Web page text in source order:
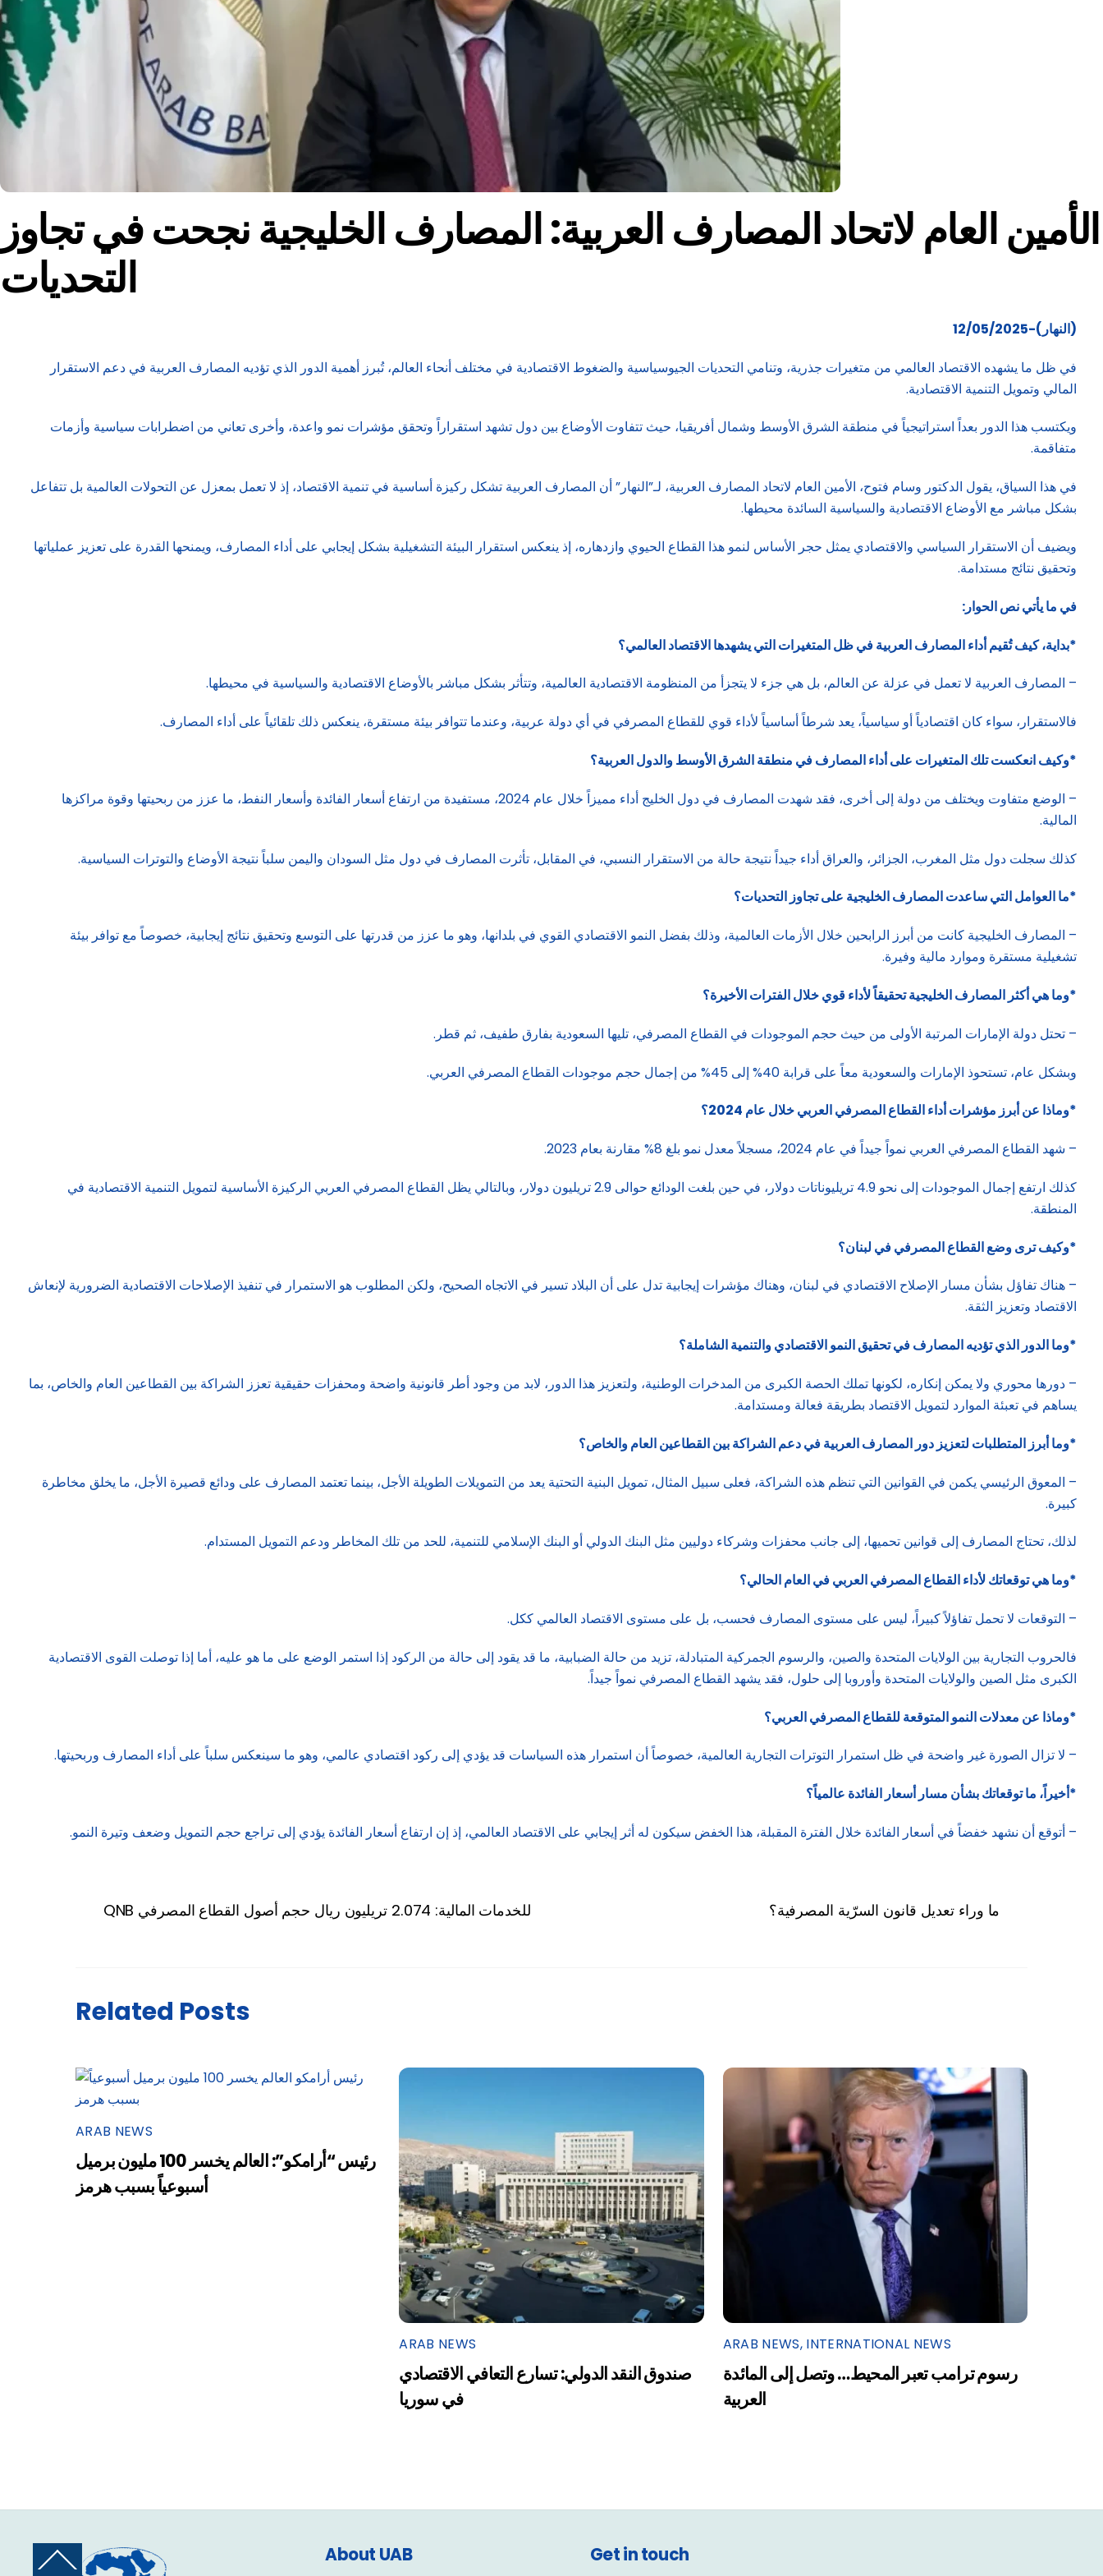
الأمين العام لاتحاد المصارف العربية: المصارف الخليجية نجحت في تجاوز
التحديات
(النهار)-12/05/2025
في ظل ما يشهده الاقتصاد العالمي من متغيرات جذرية، وتنامي التحديات الجيوسياسية والضغوط الاقتصادية في مختلف أنحاء العالم، تُبرز أهمية الدور الذي تؤديه المصارف العربية في دعم الاستقرار
المالي وتمويل التنمية الاقتصادية.
ويكتسب هذا الدور بعداً استراتيجياً في منطقة الشرق الأوسط وشمال أفريقيا، حيث تتفاوت الأوضاع بين دول تشهد استقراراً وتحقق مؤشرات نمو واعدة، وأخرى تعاني من اضطرابات سياسية وأزمات
متفاقمة.
في هذا السياق، يقول الدكتور وسام فتوح، الأمين العام لاتحاد المصارف العربية، لـ”النهار” أن المصارف العربية تشكل ركيزة أساسية في تنمية الاقتصاد، إذ لا تعمل بمعزل عن التحولات العالمية بل تتفاعل
بشكل مباشر مع الأوضاع الاقتصادية والسياسية السائدة محيطها.
ويضيف أن الاستقرار السياسي والاقتصادي يمثل حجر الأساس لنمو هذا القطاع الحيوي وازدهاره، إذ ينعكس استقرار البيئة التشغيلية بشكل إيجابي على أداء المصارف، ويمنحها القدرة على تعزيز عملياتها
وتحقيق نتائج مستدامة.
في ما يأتي نص الحوار:
*بداية، كيف تُقيم أداء المصارف العربية في ظل المتغيرات التي يشهدها الاقتصاد العالمي؟
– المصارف العربية لا تعمل في عزلة عن العالم، بل هي جزء لا يتجزأ من المنظومة الاقتصادية العالمية، وتتأثر بشكل مباشر بالأوضاع الاقتصادية والسياسية في محيطها.
فالاستقرار، سواء كان اقتصادياً أو سياسياً، يعد شرطاً أساسياً لأداء قوي للقطاع المصرفي في أي دولة عربية، وعندما تتوافر بيئة مستقرة، ينعكس ذلك تلقائياً على أداء المصارف.
*وكيف انعكست تلك المتغيرات على أداء المصارف في منطقة الشرق الأوسط والدول العربية؟
– الوضع متفاوت ويختلف من دولة إلى أخرى، فقد شهدت المصارف في دول الخليج أداء مميزاً خلال عام 2024، مستفيدة من ارتفاع أسعار الفائدة وأسعار النفط، ما عزز من ربحيتها وقوة مراكزها
المالية.
كذلك سجلت دول مثل المغرب، الجزائر، والعراق أداء جيداً نتيجة حالة من الاستقرار النسبي، في المقابل، تأثرت المصارف في دول مثل السودان واليمن سلباً نتيجة الأوضاع والتوترات السياسية.
*ما العوامل التي ساعدت المصارف الخليجية على تجاوز التحديات؟
– المصارف الخليجية كانت من أبرز الرابحين خلال الأزمات العالمية، وذلك بفضل النمو الاقتصادي القوي في بلدانها، وهو ما عزز من قدرتها على التوسع وتحقيق نتائج إيجابية، خصوصاً مع توافر بيئة
تشغيلية مستقرة وموارد مالية وفيرة.
*وما هي أكثر المصارف الخليجية تحقيقاً لأداء قوي خلال الفترات الأخيرة؟
– تحتل دولة الإمارات المرتبة الأولى من حيث حجم الموجودات في القطاع المصرفي، تليها السعودية بفارق طفيف، ثم قطر.
وبشكل عام، تستحوذ الإمارات والسعودية معاً على قرابة 40% إلى 45% من إجمال حجم موجودات القطاع المصرفي العربي.
*وماذا عن أبرز مؤشرات أداء القطاع المصرفي العربي خلال عام 2024؟
– شهد القطاع المصرفي العربي نمواً جيداً في عام 2024، مسجلاً معدل نمو بلغ 8% مقارنة بعام 2023.
كذلك ارتفع إجمال الموجودات إلى نحو 4.9 تريليوناتات دولار، في حين بلغت الودائع حوالى 2.9 تريليون دولار، وبالتالي يظل القطاع المصرفي العربي الركيزة الأساسية لتمويل التنمية الاقتصادية في
المنطقة.
*وكيف ترى وضع القطاع المصرفي في لبنان؟
– هناك تفاؤل بشأن مسار الإصلاح الاقتصادي في لبنان، وهناك مؤشرات إيجابية تدل على أن البلاد تسير في الاتجاه الصحيح، ولكن المطلوب هو الاستمرار في تنفيذ الإصلاحات الاقتصادية الضرورية لإنعاش
الاقتصاد وتعزيز الثقة.
*وما الدور الذي تؤديه المصارف في تحقيق النمو الاقتصادي والتنمية الشاملة؟
– دورها محوري ولا يمكن إنكاره، لكونها تملك الحصة الكبرى من المدخرات الوطنية، ولتعزيز هذا الدور، لابد من وجود أطر قانونية واضحة ومحفزات حقيقية تعزز الشراكة بين القطاعين العام والخاص، بما
يساهم في تعبئة الموارد لتمويل الاقتصاد بطريقة فعالة ومستدامة.
*وما أبرز المتطلبات لتعزيز دور المصارف العربية في دعم الشراكة بين القطاعين العام والخاص؟
– المعوق الرئيسي يكمن في القوانين التي تنظم هذه الشراكة، فعلى سبيل المثال، تمويل البنية التحتية يعد من التمويلات الطويلة الأجل، بينما تعتمد المصارف على ودائع قصيرة الأجل، ما يخلق مخاطرة
كبيرة.
لذلك، تحتاج المصارف إلى قوانين تحميها، إلى جانب محفزات وشركاء دوليين مثل البنك الدولي أو البنك الإسلامي للتنمية، للحد من تلك المخاطر ودعم التمويل المستدام.
*وما هي توقعاتك لأداء القطاع المصرفي العربي في العام الحالي؟
– التوقعات لا تحمل تفاؤلاً كبيراً، ليس على مستوى المصارف فحسب، بل على مستوى الاقتصاد العالمي ككل.
فالحروب التجارية بين الولايات المتحدة والصين، والرسوم الجمركية المتبادلة، تزيد من حالة الضبابية، ما قد يقود إلى حالة من الركود إذا استمر الوضع على ما هو عليه، أما إذا توصلت القوى الاقتصادية
الكبرى مثل الصين والولايات المتحدة وأوروبا إلى حلول، فقد يشهد القطاع المصرفي نمواً جيداً.
*وماذا عن معدلات النمو المتوقعة للقطاع المصرفي العربي؟
– لا تزال الصورة غير واضحة في ظل استمرار التوترات التجارية العالمية، خصوصاً أن استمرار هذه السياسات قد يؤدي إلى ركود اقتصادي عالمي، وهو ما سينعكس سلباً على أداء المصارف وربحيتها.
*أخيراً، ما توقعاتك بشأن مسار أسعار الفائدة عالمياً؟
– أتوقع أن نشهد خفضاً في أسعار الفائدة خلال الفترة المقبلة، هذا الخفض سيكون له أثر إيجابي على الاقتصاد العالمي، إذ إن ارتفاع أسعار الفائدة يؤدي إلى تراجع حجم التمويل وضعف وتيرة النمو.
QNB للخدمات المالية: 2.074 تريليون ريال حجم أصول القطاع المصرفي ما وراء تعديل قانون السرّية المصرفية؟
Related Posts
ARAB NEWS
رئيس “أرامكو”: العالم يخسر 100 مليون برميل
أسبوعياً بسبب هرمز
ARAB NEWS
صندوق النقد الدولي: تسارع التعافي الاقتصادي
في سوريا
ARAB NEWS, INTERNATIONAL NEWS
رسوم ترامب تعبر المحيط… وتصل إلى المائدة
العربية
Back
About UAB Get in touch